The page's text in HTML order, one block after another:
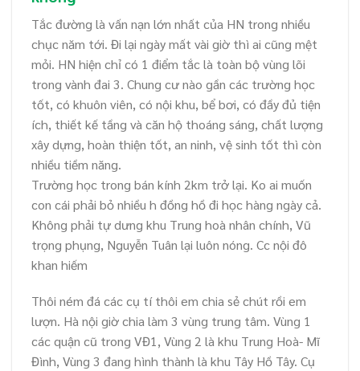
Tắc đường là vấn nạn lớn nhất của HN trong nhiều
chục năm tới. Đi lại ngày mất vài giờ thì ai cũng mệt
mỏi. HN hiện chỉ có 1 điểm tắc là toàn bộ vùng lõi
trong vành đai 3. Chung cư nào gần các trường học
tốt, có khuôn viên, có nội khu, bể bơi, có đầy đủ tiện
ích, thiết kế tầng và căn hộ thoáng sáng, chất lượng
xây dựng, hoàn thiện tốt, an ninh, vệ sinh tốt thì còn
nhiều tiềm năng.
Trường học trong bán kính 2km trở lại. Ko ai muốn
con cái phải bỏ nhiều h đồng hồ đi học hàng ngày cả.
Không phải tự dưng khu Trung hoà nhân chính, Vũ
trọng phụng, Nguyễn Tuân lại luôn nóng. Cc nội đô
khan hiếm
Thôi ném đá các cụ tí thôi em chia sẻ chút rồi em
lượn. Hà nội giờ chia làm 3 vùng trung tâm. Vùng 1
các quận cũ trong VĐ1, Vùng 2 là khu Trung Hoà- Mĩ
Đình, Vùng 3 đang hình thành là khu Tây Hồ Tây. Cụ